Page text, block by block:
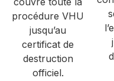
procédure VHU
jusqu’au
certificat de
destruction
officiel.